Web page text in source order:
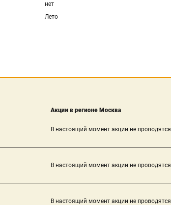
нет
Лето
Акции в регионе Москва
В настоящий момент акции не проводятся
В настоящий момент акции не проводятся
В настоящий момент акции не проводятся